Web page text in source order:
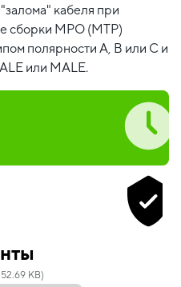
кабеля при
сборки MPO (MTP)
полярности А, В или С и
или MALE.
KB)